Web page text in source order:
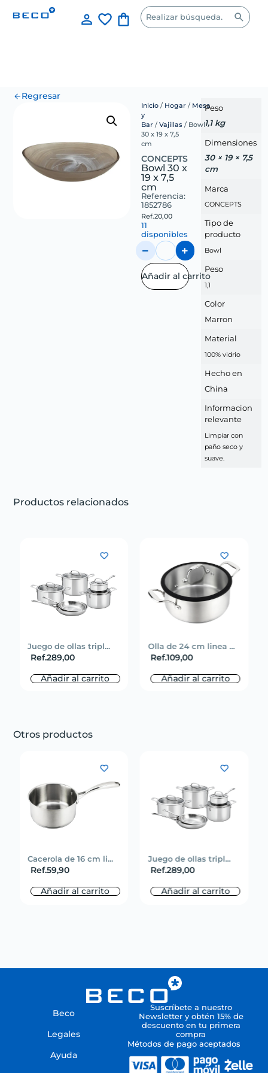
Regresar
Inicio / Hogar / Mesa
y
Bar /Vajillas / Bowl
30 x 19 x 7,5
cm
CONCEPTS
Bowl 30 x
19 x 7,5
cm
Referencia:
1852786
Ref.20,00
11
disponibles
Añadir al carrito
Peso
1,1 kg
Dimensiones
30 × 19 × 7,5
cm
Marca
CONCEPTS
Tipo de
producto
Bowl
Peso
1,1
Color
Marron
Material
100% vidrio
Hecho en
China
Informacion
relevante
Limpiar con
paño seco y
suave.
Productos relacionados
Juego de ollas tripl...
Ref.289,00
Añadir al carrito
Olla de 24 cm linea ...
Ref.109,00
Añadir al carrito
Otros productos
Cacerola de 16 cm li...
Ref.59,90
Añadir al carrito
Juego de ollas tripl...
Ref.289,00
Añadir al carrito
Beco
Legales
Ayuda
Suscríbete a nuestro
Newsletter y obtén 15% de
descuento en tu primera
compra
Métodos de pago aceptados